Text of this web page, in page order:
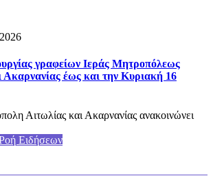
γραφείων Ιεράς Μητροπόλεως
Ακαρνανίας έως και την Κυριακή 16
Αιτωλίας και Ακαρνανίας ανακοινώνει
Ειδήσεων